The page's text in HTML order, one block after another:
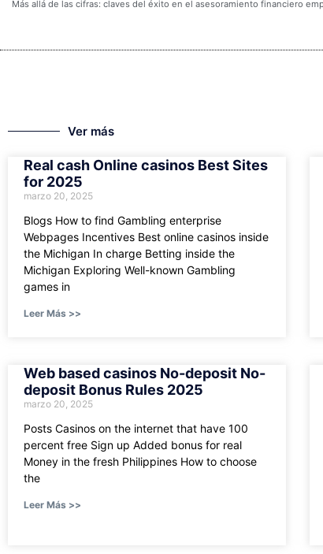
Más allá de las cifras: claves del éxito en el asesoramiento financiero
Ver más
Real cash Online casinos Best Sites
for 2025
marzo 20, 2025
Blogs How to find Gambling enterprise
Webpages Incentives Best online casinos inside
the Michigan In charge Betting inside the
Michigan Exploring Well-known Gambling
games in
Leer Más >>
Web based casinos No-deposit No-
deposit Bonus Rules 2025
marzo 20, 2025
Posts Casinos on the internet that have 100
percent free Sign up Added bonus for real
Money in the fresh Philippines How to choose
the
Leer Más >>